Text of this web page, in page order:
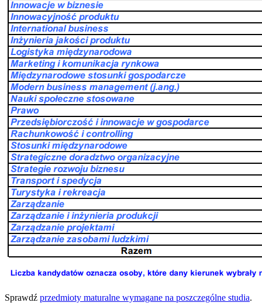
Sprawdź przedmioty maturalne wymagane na poszczególne studia.